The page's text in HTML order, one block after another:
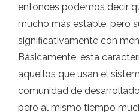
entonces podemos decir
mucho más estable, pero
significativamente con
Básicamente, esta
aquellos que usan el
comunidad de
pero al mismo tiempo